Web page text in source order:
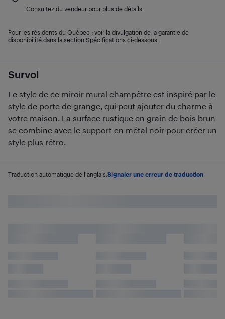
Survol
Le style de ce miroir mural champêtre est inspiré par le
style de porte de grange, qui peut ajouter du charme à
votre maison. La surface rustique en grain de bois brun
se combine avec le support en métal noir pour créer un
style plus rétro.
Traduction automatique de l'anglais. Signaler une erreur de traduction
Consultez du vendeur pour plus de détails.
Pour les résidents du Québec : voir la divulgation de la garantie de
disponibilité dans la section Spécifications ci-dessous.